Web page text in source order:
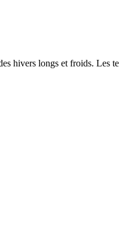
hivers longs et froids. Les